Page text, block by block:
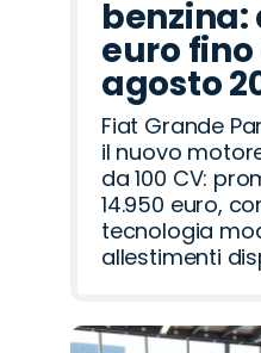
benzina:
euro fino
agosto
Fiat Grande
il nuovo
da 100 CV:
14.950 euro,
tecnologia
allestimenti